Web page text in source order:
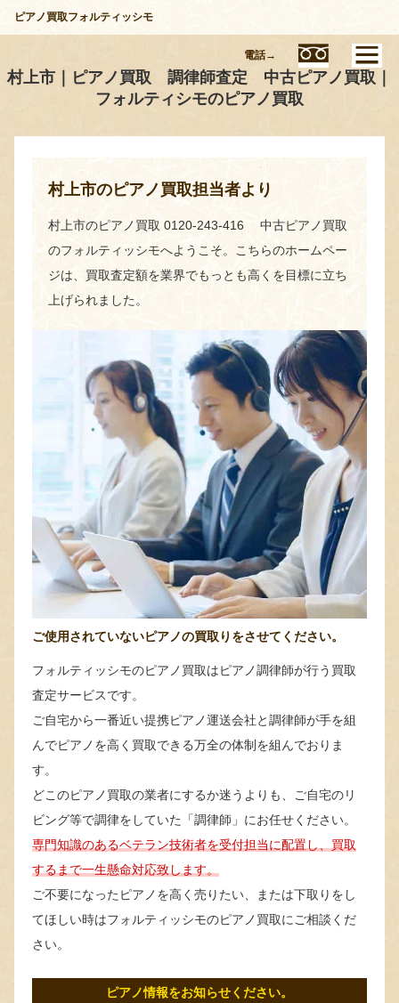
ピアノ買取フォルティッシモ
村上市｜ピアノ買取 調律師査定 中古ピアノ買取｜
フォルティシモのピアノ買取
村上市のピアノ買取担当者より
村上市のピアノ買取 0120-243-416 中古ピアノ買取
のフォルティッシモへようこそ。こちらのホームペー
ジは、買取査定額を業界でもっとも高くを目標に立ち
上げられました。
ご使用されていないピアノの買取りをさせてください。
フォルティッシモのピアノ買取はピアノ調律師が行う買取
査定サービスです。
ご自宅から一番近い提携ピアノ運送会社と調律師が手を組
んでピアノを高く買取できる万全の体制を組んでおりま
す。
どこのピアノ買取の業者にするか迷うよりも、ご自宅のリ
ビング等で調律をしていた「調律師」にお任せください。
専門知識のあるベテラン技術者を受付担当に配置し、買取
するまで一生懸命対応致します。
ご不要になったピアノを高く売りたい、または下取りをし
てほしい時はフォルティッシモのピアノ買取にご相談くだ
さい。
ピアノ情報をお知らせください。
電話→